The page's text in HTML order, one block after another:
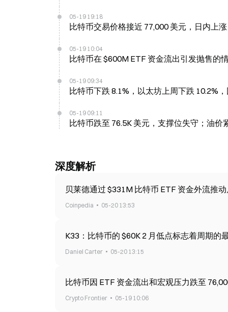
05-19 19:18
比特币交易价格接近 77,000 美元，日内上
05-19 10:04
比特币在 $600M ETF 资金流出引发抛售的
05-19 09:34
比特币下跌 8.1%，以太坊上周下跌 10.2%
05-19 09:11
比特币跌至 76.5K 美元，支撑位失守；油价
深度解析
贝莱德通过 $331M 比特币 ETF
Coinpedia 05-20 13:53
K33：比特币的 $60K 2 月低点标志着周
Daniel Carter 05-20 13:15
比特币因 ETF 资金流出和宏观压力跌至
Crypto Frontier 05-19 10:06